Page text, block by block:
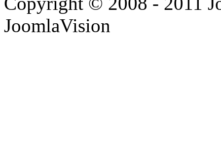
JoomlaVision